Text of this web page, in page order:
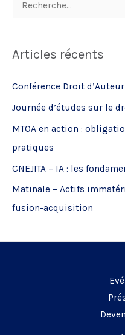
h
c
h
e
r
:
Articles récents
Conférence Droit
Journée d’études sur le
MTOA en action :
pratiques
CNEJITA – IA : les
Matinale – Actifs
fusion-acquisition